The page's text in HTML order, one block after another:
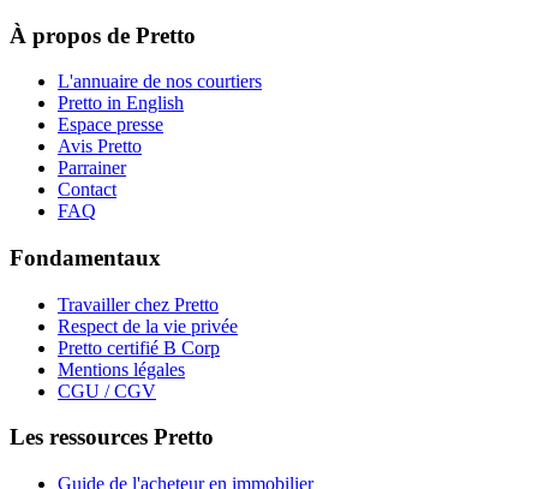
À propos de Pretto
L'annuaire de nos courtiers
Pretto in English
Espace presse
Avis Pretto
Parrainer
Contact
FAQ
Fondamentaux
Travailler chez Pretto
Respect de la vie privée
Pretto certifié B Corp
Mentions légales
CGU / CGV
Les ressources Pretto
Guide de l'acheteur en immobilier